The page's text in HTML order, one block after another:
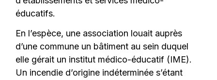
éducatifs.
En l’espèce, une association louait auprès
d’une commune un bâtiment au sein duquel
elle gérait un institut médico-éducatif (IME).
Un incendie d’origine indéterminée s’étant